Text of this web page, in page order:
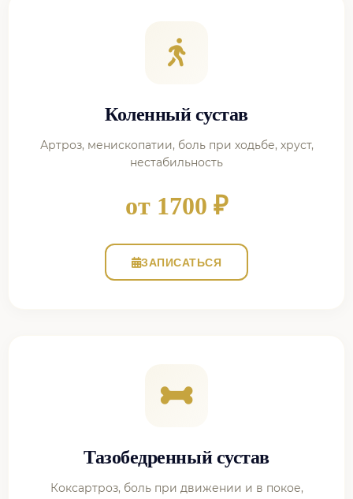
Коленный сустав
Артроз, менископатии, боль при ходьбе, хруст,
нестабильность
от 1700 ₽
ЗАПИСАТЬСЯ
Тазобедренный сустав
Коксартроз, боль при движении и в покое,